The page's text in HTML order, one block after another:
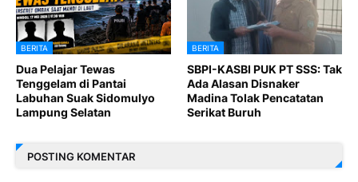
BERITA
Dua Pelajar Tewas
Tenggelam di Pantai
Labuhan Suak Sidomulyo
Lampung Selatan
BERITA
SBPI-KASBI PUK PT SSS: Tak
Ada Alasan Disnaker
Madina Tolak Pencatatan
Serikat Buruh
POSTING KOMENTAR